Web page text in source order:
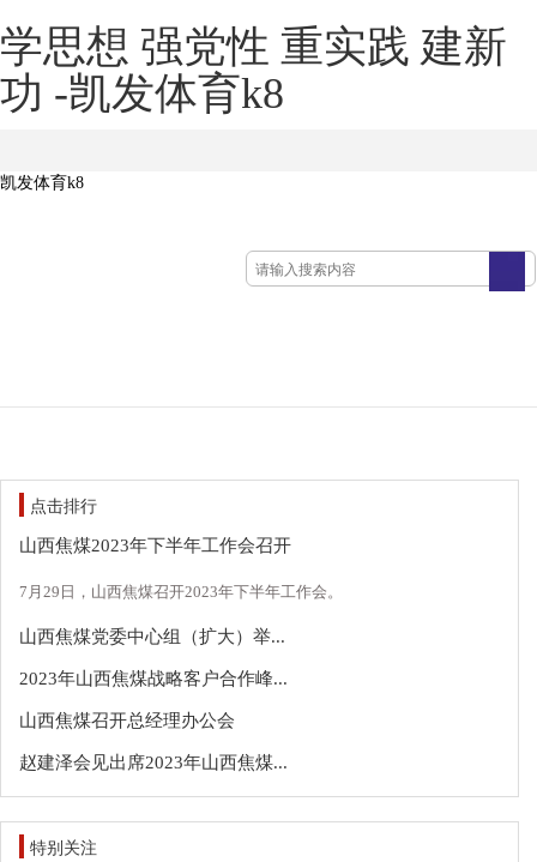
学思想 强党性 重实践 建新
功 -凯发体育k8
凯发体育k8
点击排行
山西焦煤2023年下半年工作会召开
7月29日，山西焦煤召开2023年下半年工作会。
山西焦煤党委中心组（扩大）举...
2023年山西焦煤战略客户合作峰...
山西焦煤召开总经理办公会
赵建泽会见出席2023年山西焦煤...
特别关注